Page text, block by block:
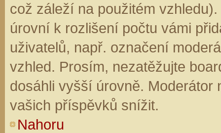
což záleží na použitém
úrovní k rozlišení počtu vámi
uživatelů, např. označení
vzhled. Prosím, nezatěžujte
dosáhli vyšší úrovně. Moderátor
vašich příspěvků snížit.
Nahoru